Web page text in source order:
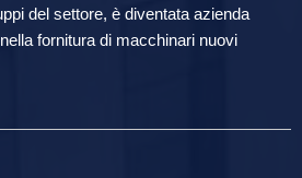
del settore, è diventata azienda
fornitura di macchinari nuovi